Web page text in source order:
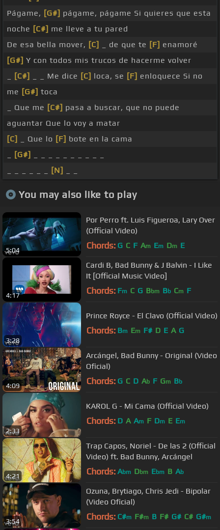
Págame, [G#] págame, págame Si quieres que esta
noche [C#] me lleve a tu pared
De esa bella mover, [C] _ de que te [F] enamoré
[G#] Y con todos mis trucos de hacerme volver
[C#] _ _ Me dice [C] loca, se [F] enloquece Si no
me [G#] toca
_ Que me [C#] pasa a buscar, que no puede
aguantar Que lo voy a matar
[C]
_ Que lo [F] bote en la cama
[G#]
[N]
You may also like to play
5:04
Por Perro ft. Luis Figueroa, Lary Over
(Official Video)
Chords: G C F Am Em Dm E
4:17
Cardi B, Bad Bunny & J Balvin - I Like
It [Official Music Video]
Chords: Fm C G Bbm Bb Cm F
3:28
Prince Royce - El Clavo (Official Video)
Chords: Bm Em F# D E A G
4:09
Arcángel, Bad Bunny - Original (Video
Oficial)
Chords: G C D Ab F Gm Bb
2:33
KAROL G - Mi Cama (Official Video)
Chords: D A Am F Dm E Em
4:21
Trap Capos, Noriel - De las 2 (Official
Video) ft. Bad Bunny, Arcángel
Chords: Abm Dbm Ebm B Ab
3:54
Ozuna, Brytiago, Chris Jedi - Bipolar
(Video Oficial)
Chords: C#m F#m B F# G# C# G#m